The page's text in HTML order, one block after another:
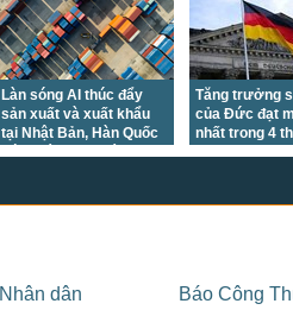
Làn sóng AI thúc đẩy
sản xuất và xuất khẩu
tại Nhật Bản, Hàn Quốc
Tăng trưởng
của Đức đạt
nhất trong 4
Nhân dân Báo Công